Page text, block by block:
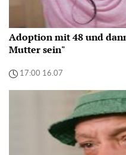
Adoption mit 48 und
Mutter sein"
17:00 16.07